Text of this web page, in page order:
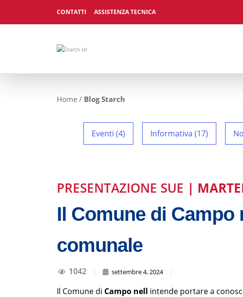
CONTATTI ASSISTENZA TECNICA
Home / Blog Starch
Eventi (4) Informativa (17)
PRESENTAZIONE SUE |
Il Comune di
comunale
1042 | settembre 4, 2024 |
Il Comune di Campo nell intende portare a